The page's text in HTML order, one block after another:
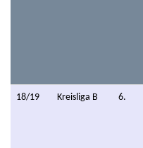
18/19 Kreisliga B 6.